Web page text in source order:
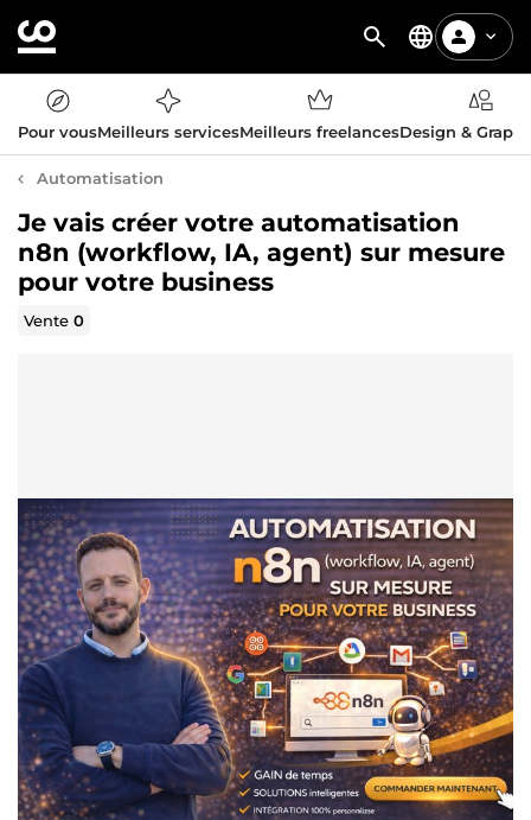
Pour vousMeilleurs servicesMeilleurs freelancesDesign &
Automatisation
Je vais créer votre automatisation
n8n (workflow, IA, agent) sur mesure
pour votre business
Vente0